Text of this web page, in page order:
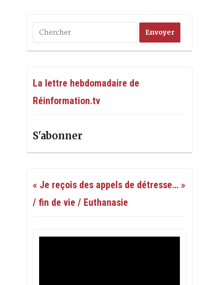
La lettre hebdomadaire de
Réinformation.tv
S'abonner
« Je reçois des appels de détresse… »
/ fin de vie / Euthanasie